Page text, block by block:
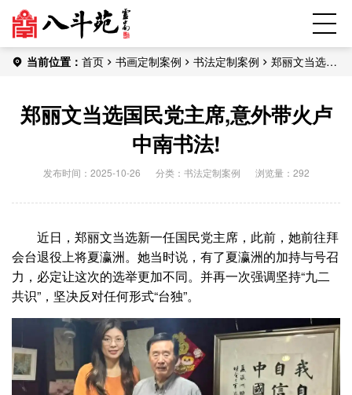
当前位置： 首页 书画定制案例 书法定制案例
郑丽文当选国
郑丽文当选国民党主席,意外带火卢
中南书法!
发布时间：2025-10-26 分类： 书法定制案例 浏览量：292
近日，郑丽文当选新一任国民党主席，此前，她前往拜
会台退役上将夏瀛洲。她当时说，有了夏瀛洲的加持与号召
力，必定让这次的选举更加不同。并再一次强调坚持“九二
共识”，坚决反对任何形式“台独”。